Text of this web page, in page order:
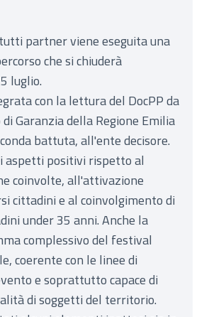
partner viene eseguita una
che si chiuderà
luglio.
con la lettura del DocPP da
Garanzia della Regione Emilia
battuta, all'ente decisore.
aspetti positivi rispetto al
coinvolte, all'attivazione
cittadini e al coinvolgimento di
under 35 anni. Anche la
complessivo del festival
coerente con le linee di
e soprattutto capace di
di soggetti del territorio.